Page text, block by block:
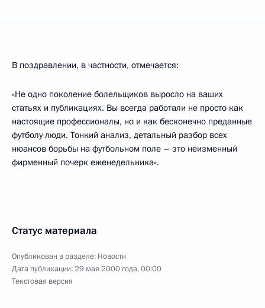
В поздравлении, в частности, отмечается:
«Не одно поколение болельщиков выросло на ваших
статьях и публикациях. Вы всегда работали не просто как
настоящие профессионалы, но и как бесконечно преданные
футболу люди. Тонкий анализ, детальный разбор всех
нюансов борьбы на футбольном поле – это неизменный
фирменный почерк еженедельника».
Статус материала
Опубликован в разделе: Новости
Дата публикации:29 мая 2000 года, 00:00
Текстовая версия